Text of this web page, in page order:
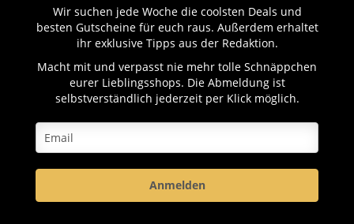
Wir suchen jede Woche die coolsten Deals und
besten Gutscheine für euch raus. Außerdem erhaltet
ihr exklusive Tipps aus der Redaktion.
Macht mit und verpasst nie mehr tolle Schnäppchen
eurer Lieblingsshops. Die Abmeldung ist
selbstverständlich jederzeit per Klick möglich.
Anmelden